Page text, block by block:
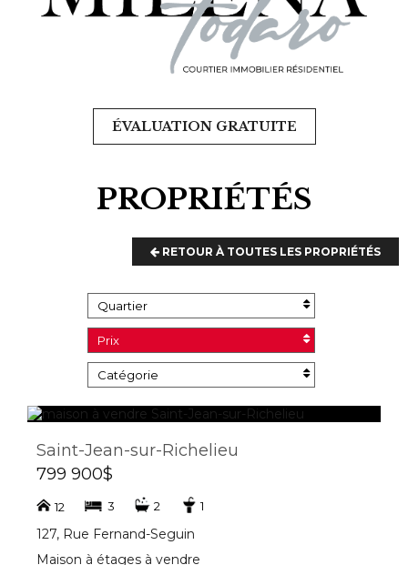
ÉVALUATION GRATUITE
PROPRIÉTÉS
RETOUR À TOUTES LES PROPRIÉTÉS
Quartier
Prix
Catégorie
Saint-Jean-sur-Richelieu
799 900$
12 3 2 1
127, Rue Fernand-Seguin
Maison à étages à vendre